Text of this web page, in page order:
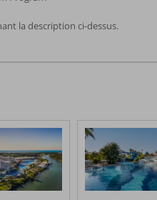
la description ci-dessus.